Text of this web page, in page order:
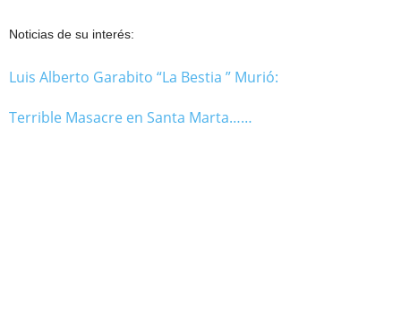
Noticias de su interés:
Luis Alberto Garabito “La Bestia ” Murió:
Terrible Masacre en Santa Marta……